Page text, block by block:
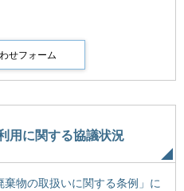
用に関する協議状況
棄物の取扱いに関する条例」に